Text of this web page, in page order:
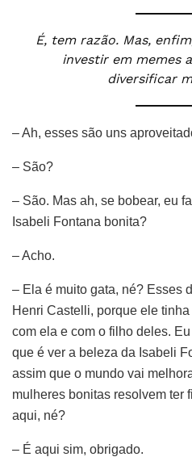
É, tem razão. Mas,
investir em memes
diversificar
– Ah, esses são uns
– São?
– São. Mas ah, se bobear, eu
Isabeli Fontana bonita?
– Acho.
– Ela é muito gata, né? Esses
Henri Castelli, porque ele
com ela e com o filho deles.
que é ver a beleza da Isabeli
assim que o mundo vai
mulheres bonitas resolvem ter
aqui, né?
– É aqui sim, obrigado.